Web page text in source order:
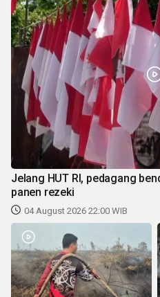
Jelang HUT RI, pedagang
panen rezeki
04 August 2026 22:00 WIB